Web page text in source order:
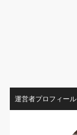
運営者プロフィール